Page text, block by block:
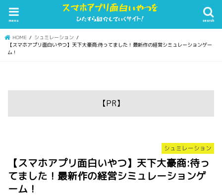
search
menu
HOME
シュミレーション
【スマホアプリ面白いやつ】天下大豪商:待ってました！最新作の経営シミュレーションゲー
ム！
【PR】
シュミレーション
【スマホアプリ面白いやつ】天下大豪商:待っ
てました！最新作の経営シミュレーションゲ
ーム！